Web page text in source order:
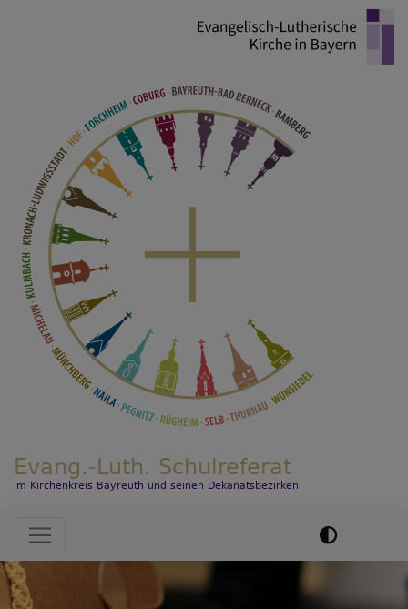
Evang.-Luth. Schulreferat
im Kirchenkreis Bayreuth und seinen Dekanatsbezirken
Hauptnavigation